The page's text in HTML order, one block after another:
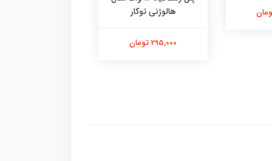
هالوژنی توکار
295,000 تومان